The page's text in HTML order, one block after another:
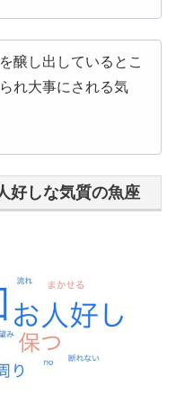
醸し出しているとこ
れ大事にされる気
好しな気質の魚座